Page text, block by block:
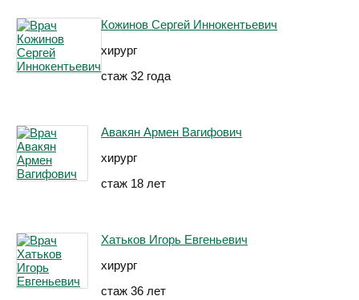
Кожинов Сергей Иннокентьевич
хирург
стаж 32 года
Авакян Армен Вагифович
хирург
стаж 18 лет
Хатьков Игорь Евгеньевич
хирург
стаж 36 лет